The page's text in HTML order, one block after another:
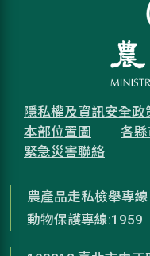
隱私權及資訊安全政
本部位置圖
各
緊急災害聯絡
農產品走私檢舉專
動物保護專線:1959